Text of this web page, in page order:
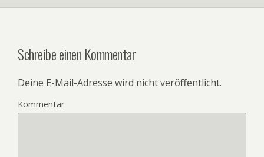
Schreibe einen Kommentar
Deine E-Mail-Adresse wird nicht veröffentlicht.
Kommentar